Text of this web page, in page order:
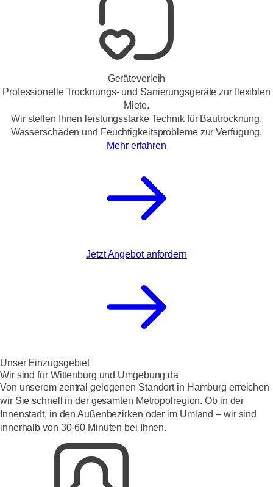
Geräteverleih
Professionelle Trocknungs- und Sanierungsgeräte zur flexiblen
Miete.
Wir stellen Ihnen leistungsstarke Technik für Bautrocknung,
Wasserschäden und Feuchtigkeitsprobleme zur Verfügung.
Mehr erfahren
Jetzt Angebot anfordern
Unser Einzugsgebiet
Wir sind für Wittenburg und Umgebung da
Von unserem zentral gelegenen Standort in Hamburg erreichen
wir Sie schnell in der gesamten Metropolregion. Ob in der
Innenstadt, in den Außenbezirken oder im Umland – wir sind
innerhalb von 30-60 Minuten bei Ihnen.